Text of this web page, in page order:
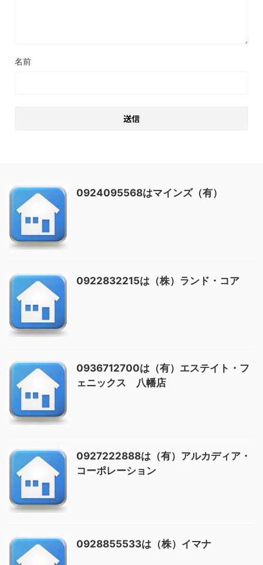
名前
0924095568はマインズ（有）
0922832215は（株）ランド・コア
0936712700は（有）エステイト・フ
ェニックス 八幡店
0927222888は（有）アルカディア・
コーポレーション
0928855533は（株）イマナ